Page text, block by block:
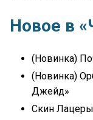
Новое в
(Новинка)
(Новинка)
Джейд»
Скин